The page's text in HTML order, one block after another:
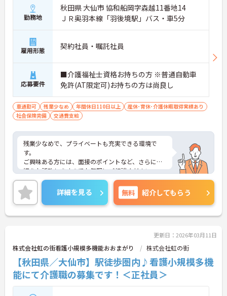
勤務地
秋田県 大仙市 協和船岡字森越11番地14
ＪＲ奥羽本線「羽後境駅」バス・車5分
雇用形態 契約社員・嘱託社員
応募要件
■介護福祉士資格お持ちの方 ※普通自動車
免許(AT限定可)お持ちの方は尚良し
車通勤可 残業少なめ 年間休日110日以上
産休･育休･介護休暇取得実績あり
社会保険完備
交通費支給
残業少なめで、プライベートも充実できる環境で
す。
ご興味ある方には、面接のポイントなど、さらに詳
細をお話致しますのでお気軽にご相談ください
詳細を見る 無料 紹介してもらう
更新日：2026年03月11日
株式会社虹の街看護小規模多機能おおまがり 株式会社虹の街
【秋田県／大仙市】駅徒歩圏内♪看護小規模多機
能にて介護職の募集です！＜正社員＞